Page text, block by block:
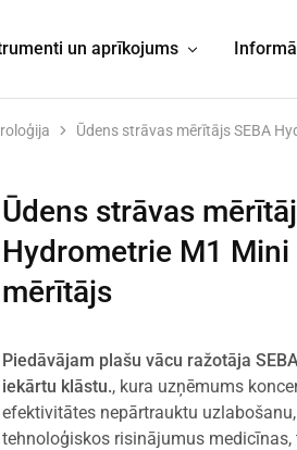
un aprīkojums
Ūdens strāvas mērītājs SEBA
Ūdens strāvas
Hydrometrie M1
mērītājs
Piedāvājam plašu vācu ražotāja
iekārtu klāstu., kura uzņēmums
efektivitātes nepārtrauktu
tehnoloģiskos risinājumus